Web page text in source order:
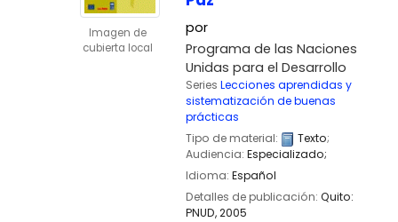
Imagen de
cubierta local
por
Programa de las Naciones
Unidas para el Desarrollo
Series Lecciones aprendidas y
sistematización de buenas
prácticas
Tipo de material:
Texto;
Audiencia: Especializado;
Idioma: Español
Detalles de publicación: Quito:
PNUD,2005